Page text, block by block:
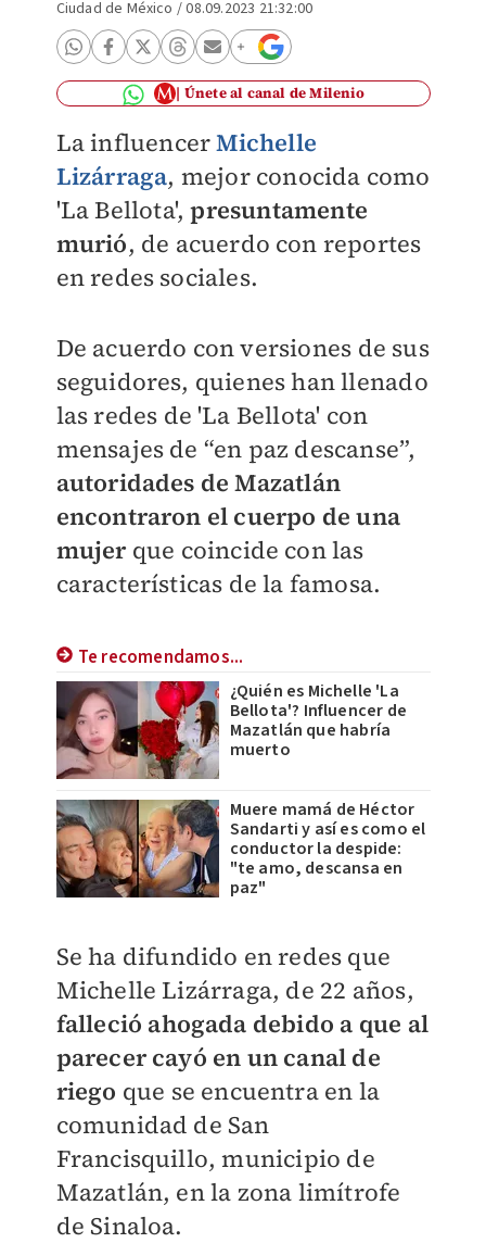
Ciudad de México /08.09.2023 21:32:00
Únete al canal de Milenio
La influencerMichelle
Lizárraga, mejor conocida como
'La Bellota',presuntamente
murió, de acuerdo con reportes
en redes sociales.
De acuerdo con versiones de sus
seguidores, quienes han llenado
las redes de 'La Bellota' con
mensajes de “en paz descanse”,
autoridades de Mazatlán
encontraron el cuerpo de una
mujerque coincide con las
características de la famosa.
Te recomendamos...
¿Quién es Michelle 'La
Bellota'? Influencer de
Mazatlán que habría
muerto
Muere mamá de Héctor
Sandarti y así es como el
conductor la despide:
"te amo, descansa en
paz"
Se ha difundido en redes que
Michelle Lizárraga, de 22 años,
falleció ahogada debido a que al
parecer cayó en un canal de
riego que se encuentra en la
comunidad de San
Francisquillo, municipio de
Mazatlán, en la zona limítrofe
de Sinaloa.